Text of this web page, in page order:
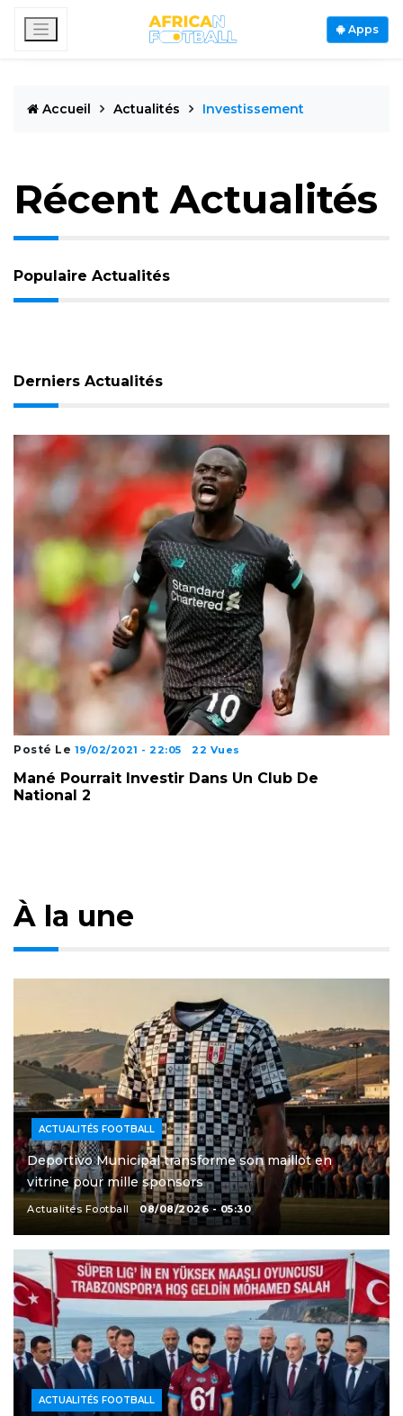
Apps
Accueil Actualités Investissement
Récent Actualités
Populaire Actualités
Derniers Actualités
Posté Le 19/02/2021 - 22:05 22 Vues
Mané Pourrait Investir Dans Un Club De
National 2
À la une
ACTUALITÉS FOOTBALL
Deportivo Municipal transforme son maillot en
vitrine pour mille sponsors
Actualités Football 08/08/2026 - 05:30
ACTUALITÉS FOOTBALL